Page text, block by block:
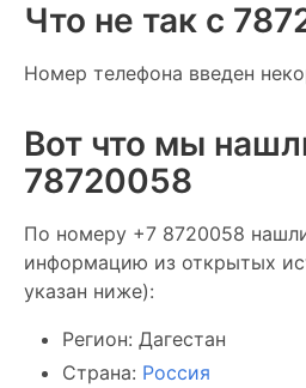
Что не так c
Номер телефона введен
Вот что мы
78720058
По номеру +7 8720058
информацию из открытых
указан ниже):
Регион: Дагестан
Страна: Россия